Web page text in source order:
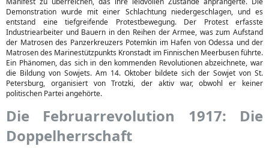
Demonstration wurde mit einer Schlachtung niedergeschlagen, und es
entstand eine tiefgreifende Protestbewegung. Der Protest erfasste
Industriearbeiter und Bauern in den Reihen der Armee, was zum Aufstand
der Matrosen des Panzerkreuzers Potemkin im Hafen von Odessa und der
Matrosen des Marinestützpunkts Kronstadt im Finnischen Meerbusen führte.
Ein Phänomen, das sich in den kommenden Revolutionen abzeichnete, war
die Bildung von Sowjets. Am 14. Oktober bildete sich der Sowjet von St.
Petersburg, organisiert von Trotzki, der aktiv war, obwohl er keiner
politischen Partei angehörte.
Die Februarrevolution 1917: Die
Doppelherrschaft